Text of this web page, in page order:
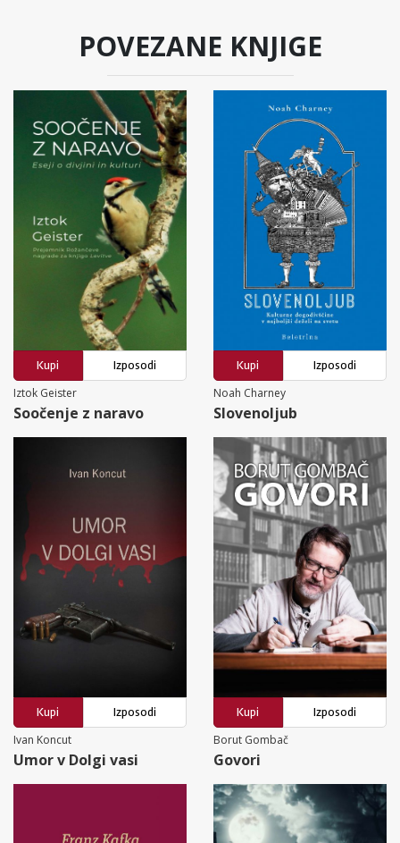
POVEZANE KNJIGE
Kupi
Izposodi
Iztok Geister
Soočenje z naravo
Kupi
Izposodi
Noah Charney
Slovenoljub
Kupi
Izposodi
Ivan Koncut
Umor v Dolgi vasi
Kupi
Izposodi
Borut Gombač
Govori